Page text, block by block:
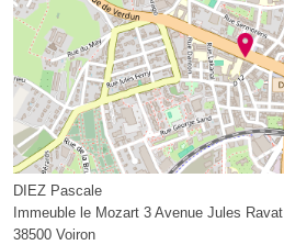
DIEZ Pascale
Immeuble le Mozart 3 Avenue Jules Ravat
38500 Voiron